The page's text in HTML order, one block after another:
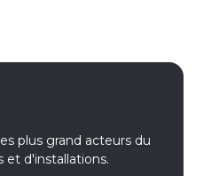
plus grand acteurs du
et d'installations.